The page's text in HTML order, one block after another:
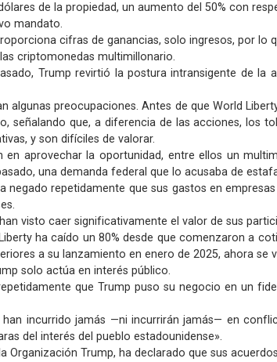
de la propiedad, un aumento del 50% con
mandato.
cifras de ganancias, solo ingresos, por lo
criptomonedas multimillonario.
Trump revirtió la postura intransigente de
algunas preocupaciones. Antes de que World
señalando que, a diferencia de las acciones, los
y son difíciles de valorar.
en aprovechar la oportunidad, entre ellos un
una demanda federal que lo acusaba de
negado repetidamente que sus gastos en
visto caer significativamente el valor de sus
ha caído un 80% desde que comenzaron a
a su lanzamiento en enero de 2025, ahora se
solo actúa en interés público.
que Trump puso su negocio en un
incurrido jamás —ni incurrirán jamás— en
del interés del pueblo estadounidense».
Organización Trump, ha declarado que sus